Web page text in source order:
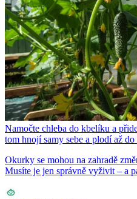
Namočte chleba do kbelíku a
tom hnojí samy sebe a plodí až
Okurky se mohou na zahradě
Musíte je jen správně vyživit – a